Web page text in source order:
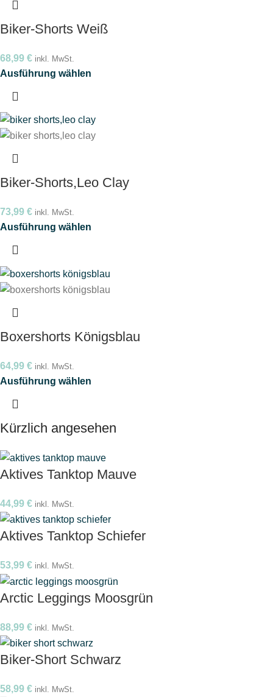
Biker-Shorts Weiß
68,99 € inkl. MwSt.
Ausführung wählen
Biker-Shorts,Leo Clay
73,99 € inkl. MwSt.
Ausführung wählen
Boxershorts Königsblau
64,99 € inkl. MwSt.
Ausführung wählen
Kürzlich angesehen
Aktives Tanktop Mauve
44,99 € inkl. MwSt.
Aktives Tanktop Schiefer
53,99 € inkl. MwSt.
Arctic Leggings Moosgrün
88,99 € inkl. MwSt.
Biker-Short Schwarz
58,99 € inkl. MwSt.